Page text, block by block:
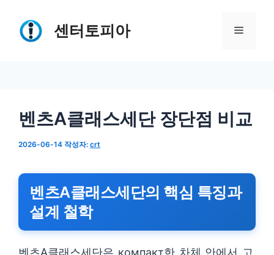
센터토피아 메
벤츠A클래스세단 장단점 비교
2026-06-14 작성자: crt
벤츠A클래스세단의 핵심 특징과
설계 철학
벤츠A클래스세단은 компакт한 차체 안에서 고